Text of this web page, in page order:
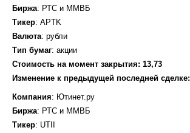
Биржа: РТС и ММВБ
Тикер: APTK
Валюта: рубли
Тип бумаг: акции
Стоимость на момент закрытия: 13,73
Изменение к предыдущей последней сделке:
Компания: Ютинет.ру
Биржа: РТС и ММВБ
Тикер: UTII